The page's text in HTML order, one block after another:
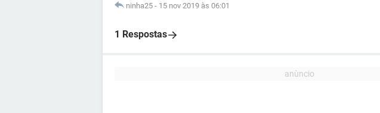
ninha25 - 15 nov 2019 às 06:01
1 Respostas